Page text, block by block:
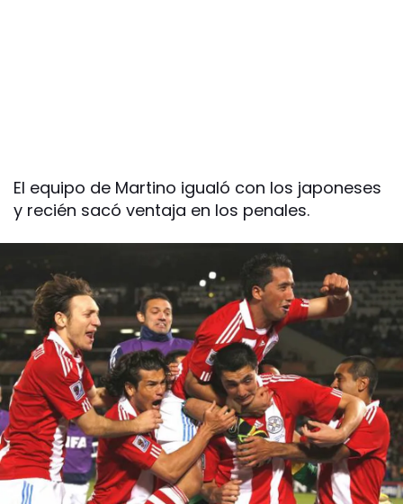
El equipo de Martino igualó con los japoneses
y recién sacó ventaja en los penales.